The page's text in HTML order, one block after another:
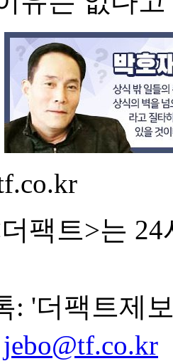
팩트>는
: '더팩트제
jebo@tf.co.kr